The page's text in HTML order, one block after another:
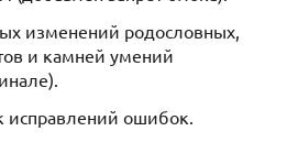
изменений родословных,
и камней умений
исправлений ошибок.